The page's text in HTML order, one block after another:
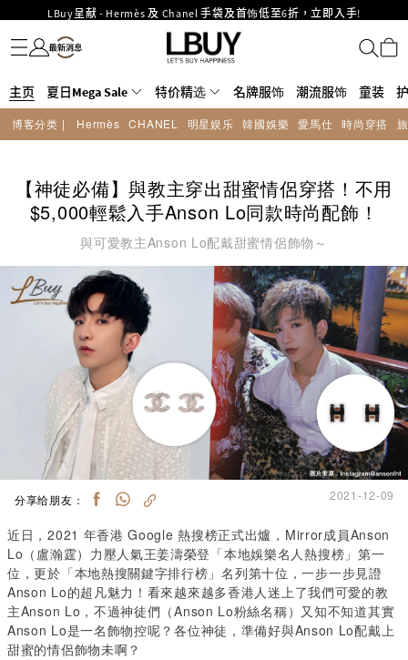
LBuy呈献 - Hermès 及 Chanel 手袋及首饰低至6折，立即入手!
LBuy Nintendo Switch / Nintendo Switch 2 正规商品零售店登陆MOKO 4楼
426号铺！
MOKO 1楼175号铺旗舰店特设名牌Hermès、CHANEL及LV专区！
购物满HKD500即享免运费！
LBuy获香港知识产权署颁发2026《正版正货承诺》商标
LBuy MEGA SALE 精选名牌手袋及小皮具低至6折
名牌服饰
潮流服饰
童装
护肤美妆
香水香薰
个人护理
母婴护理
游戏及精品玩具
文仪用品
家居生活
电子产品
美食
医药保健
运动与户外用品
主页 夏日Mega Sale 特价精选 名牌服饰 潮流服饰 童装
博客分类 | Hermès CHANEL 明星娱乐 韓國娛樂 愛馬仕 時尚穿搭
【神徒必備】與教主穿出甜蜜情侶穿搭！不用
$5,000輕鬆入手Anson Lo同款時尚配飾！
與可愛教主Anson Lo配戴甜蜜情侶飾物～
分享给朋友： 2021-12-09
近日，2021 年香港 Google 熱搜榜正式出爐，Mirror成員Anson
Lo（盧瀚霆）力壓人氣王姜濤榮登「本地娛樂名人熱搜榜」第一
位，更於「本地熱搜關鍵字排行榜」名列第十位，一步一步見證
Anson Lo的超凡魅力！看來越來越多香港人迷上了我們可愛的教
主Anson Lo，不過神徒們（Anson Lo粉絲名稱）又知不知道其實
Anson Lo是一名飾物控呢？各位神徒，準備好與Anson Lo配戴上
甜蜜的情侶飾物未啊？